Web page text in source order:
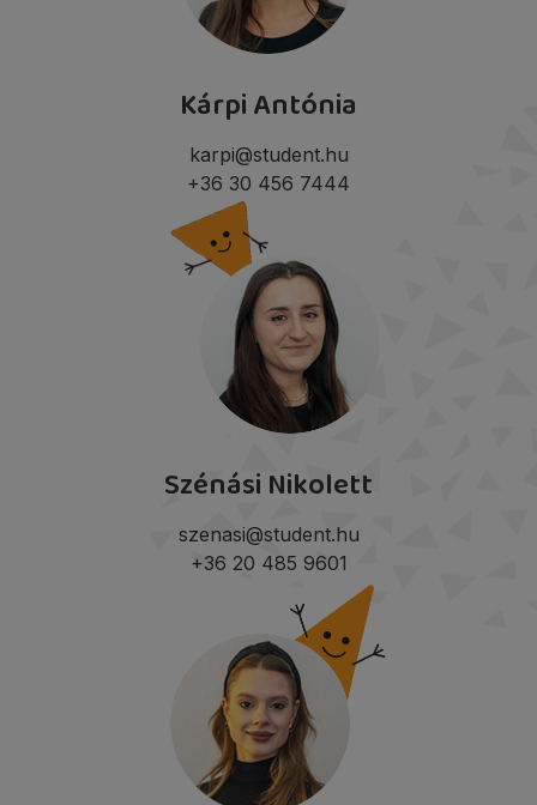
Kárpi Antónia
karpi@student.hu
+36 30 456 7444
Szénási Nikolett
szenasi@student.hu
+36 20 485 9601